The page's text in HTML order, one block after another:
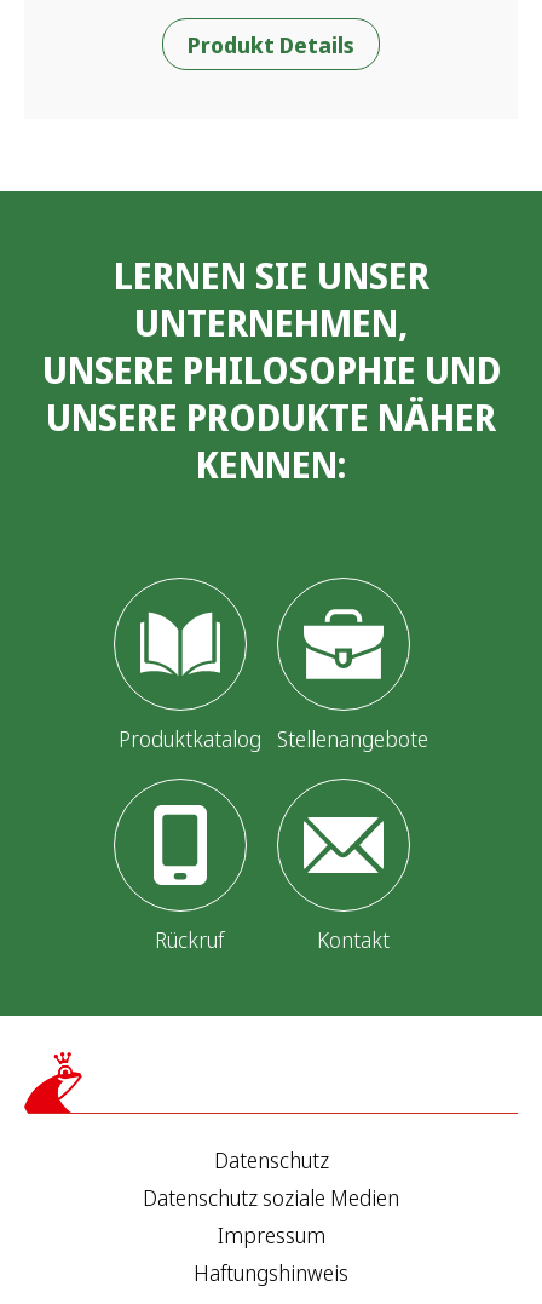
Produkt Details
LERNEN SIE UNSER
UNTERNEHMEN,
UNSERE PHILOSOPHIE UND
UNSERE PRODUKTE NÄHER
KENNEN:
Produktkatalog Stellenangebote
Rückruf Kontakt
Datenschutz
Datenschutz soziale Medien
Impressum
Haftungshinweis